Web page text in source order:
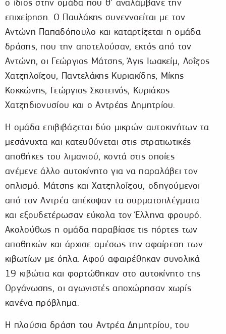
ο ίδιος στην ομάδα που θ’ αναλάμβανε την
επιχείρηση. Ο Παυλάκης συνεννοείται με τον
Αντώνη Παπαδόπουλο και καταρτίζεται η ομάδα
δράσης, που την αποτελούσαν, εκτός από τον
Αντώνη, οι Γεώργιος Μάτσης, Άγις Ιωακείμ, Λοΐζος
Χατζηλοΐζου, Παντελάκης Κυριακίδης, Μίκης
Κοκκώνης, Γεώργιος Σκοτεινός, Κυριάκος
Χατζηδιονυσίου και ο Αντρέας Δημητρίου.
Η ομάδα επιβιβάζεται δύο μικρών αυτοκινήτων τα
μεσάνυχτα και κατευθύνεται στις στρατιωτικές
αποθήκες του λιμανιού, κοντά στις οποίες
ανέμενε άλλο αυτοκίνητο για να παραλάβει τον
οπλισμό. Μάτσης και Χατζηλοΐζου, οδηγούμενοι
από τον Αντρέα απέκοψαν τα συρματοπλέγματα
και εξουδετέρωσαν εύκολα τον Έλληνα φρουρό.
Ακολούθως η ομάδα παραβίασε τις πόρτες των
αποθηκών και άρχισε αμέσως την αφαίρεση των
κιβωτίων με όπλα. Αφού αφαιρέθηκαν συνολικά
19 κιβώτια και φορτώθηκαν στο αυτοκίνητο της
Οργάνωσης, οι αγωνιστές αποχώρησαν χωρίς
κανένα πρόβλημα.
Η πλούσια δράση του Αντρέα Δημητρίου, του